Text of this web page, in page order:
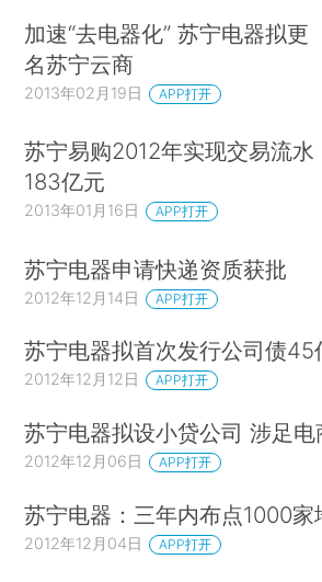
加速“去电器化” 苏宁电器拟更
名苏宁云商
2013年02月19日 APP打开
苏宁易购2012年实现交易流水
183亿元
2013年01月16日 APP打开
苏宁电器申请快递资质获批
2012年12月14日 APP打开
苏宁电器拟首次发行公司债45
2012年12月12日 APP打开
苏宁电器拟设小贷公司 涉足电
2012年12月06日 APP打开
苏宁电器：三年内布点1000家
2012年12月04日 APP打开